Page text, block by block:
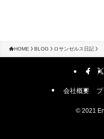
HOME BLOG ロサンゼルス日記
会社概要
© 2021